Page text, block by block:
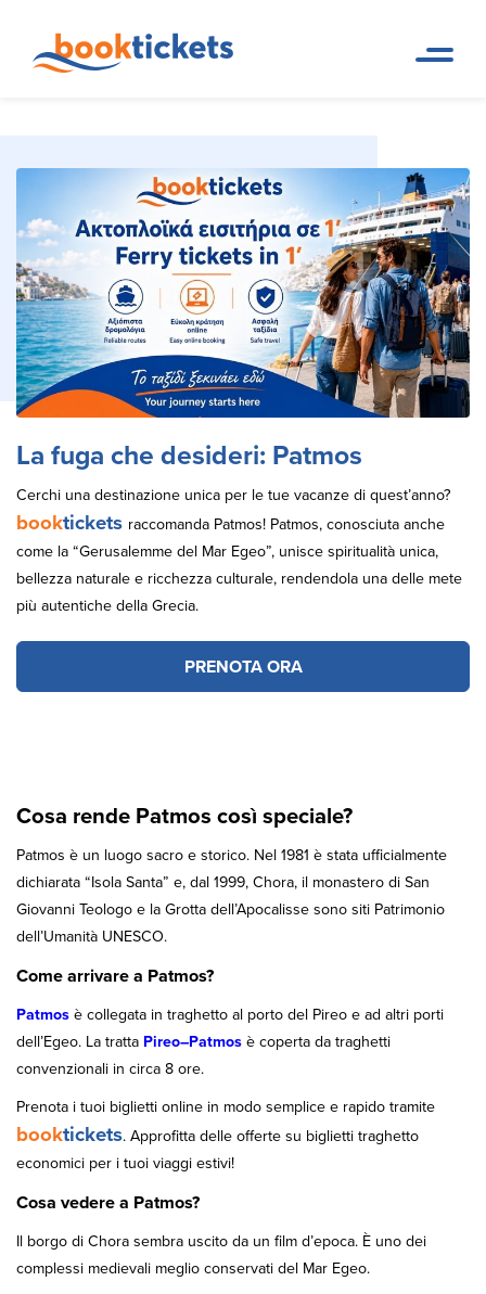
La fuga che desideri: Patmos
Cerchi una destinazione unica per le tue vacanze di quest’anno?
booktickets raccomanda Patmos! Patmos, conosciuta anche
come la “Gerusalemme del Mar Egeo”, unisce spiritualità unica,
bellezza naturale e ricchezza culturale, rendendola una delle mete
più autentiche della Grecia.
PRENOTA ORA
Cosa rende Patmos così speciale?
Patmos è un luogo sacro e storico. Nel 1981 è stata ufficialmente
dichiarata “Isola Santa” e, dal 1999, Chora, il monastero di San
Giovanni Teologo e la Grotta dell’Apocalisse sono siti Patrimonio
dell’Umanità UNESCO.
Come arrivare a Patmos?
Patmos è collegata in traghetto al porto del Pireo e ad altri porti
dell’Egeo. La tratta Pireo–Patmos è coperta da traghetti
convenzionali in circa 8 ore.
Prenota i tuoi biglietti online in modo semplice e rapido tramite
booktickets. Approfitta delle offerte su biglietti traghetto
economici per i tuoi viaggi estivi!
Cosa vedere a Patmos?
Il borgo di Chora sembra uscito da un film d’epoca. È uno dei
complessi medievali meglio conservati del Mar Egeo.